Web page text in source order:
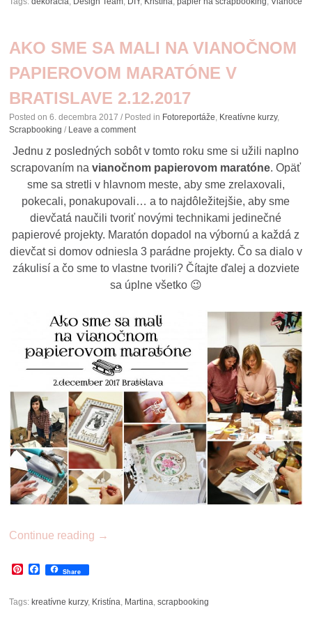
AKO SME SA MALI NA VIANOČNOM
PAPIEROVOM MARATÓNE V
BRATISLAVE 2.12.2017
Posted on6. decembra 2017 / Posted in Fotoreportáže Kreatívne kurzy,
Scrapbooking / Leave a comment
Jednu z posledných sobôt v tomto roku sme si užili naplno
scrapovaním navianočnom papierovom maratóne. Opäť
sme sa stretli v hlavnom meste, aby sme zrelaxovali,
pokecali, ponakupovali… a to najdôležitejšie, aby sme
dievčatá naučili tvoriť novými technikami jedinečné
papierové projekty. Maratón dopadol na výbornú a každá z
dievčat si domov odniesla 3 parádne projekty. Čo sa dialo v
zákulisí a čo sme to vlastne tvorili? Čítajte ďalej a dozviete
sa úplne všetko 😉
Continue reading →
Pinterest
Facebook
Share
Tags: kreatívne kurzy, Kristína, Martina,scrapbooking